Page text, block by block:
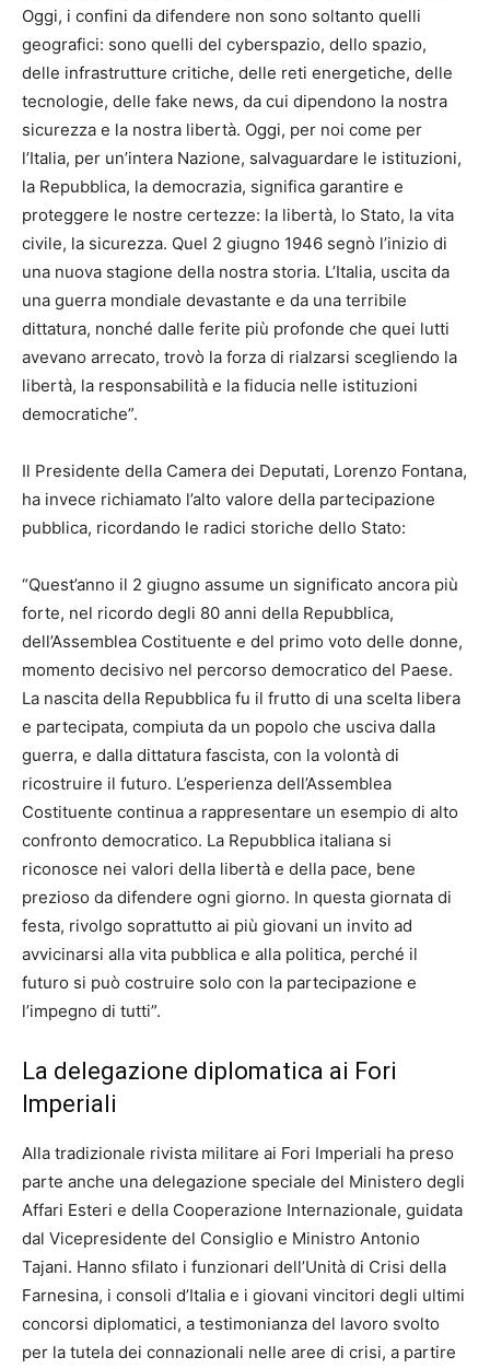
Oggi, i confini da difendere non sono soltanto quelli
geografici: sono quelli del cyberspazio, dello spazio,
delle infrastrutture critiche, delle reti energetiche, delle
tecnologie, delle fake news, da cui dipendono la nostra
sicurezza e la nostra libertà. Oggi, per noi come per
l’Italia, per un’intera Nazione, salvaguardare le istituzioni,
la Repubblica, la democrazia, significa garantire e
proteggere le nostre certezze: la libertà, lo Stato, la vita
civile, la sicurezza. Quel 2 giugno 1946 segnò l’inizio di
una nuova stagione della nostra storia. L’Italia, uscita da
una guerra mondiale devastante e da una terribile
dittatura, nonché dalle ferite più profonde che quei lutti
avevano arrecato, trovò la forza di rialzarsi scegliendo la
libertà, la responsabilità e la fiducia nelle istituzioni
democratiche”.
Il Presidente della Camera dei Deputati, Lorenzo Fontana,
ha invece richiamato l’alto valore della partecipazione
pubblica, ricordando le radici storiche dello Stato:
“Quest’anno il 2 giugno assume un significato ancora più
forte, nel ricordo degli 80 anni della Repubblica,
dell’Assemblea Costituente e del primo voto delle donne,
momento decisivo nel percorso democratico del Paese.
La nascita della Repubblica fu il frutto di una scelta libera
e partecipata, compiuta da un popolo che usciva dalla
guerra, e dalla dittatura fascista, con la volontà di
ricostruire il futuro. L’esperienza dell’Assemblea
Costituente continua a rappresentare un esempio di alto
confronto democratico. La Repubblica italiana si
riconosce nei valori della libertà e della pace, bene
prezioso da difendere ogni giorno. In questa giornata di
festa, rivolgo soprattutto ai più giovani un invito ad
avvicinarsi alla vita pubblica e alla politica, perché il
futuro si può costruire solo con la partecipazione e
l’impegno di tutti”.
La delegazione diplomatica ai Fori
Imperiali
Alla tradizionale rivista militare ai Fori Imperiali ha preso
parte anche una delegazione speciale del Ministero degli
Affari Esteri e della Cooperazione Internazionale, guidata
dal Vicepresidente del Consiglio e Ministro Antonio
Tajani. Hanno sfilato i funzionari dell’Unità di Crisi della
Farnesina, i consoli d’Italia e i giovani vincitori degli ultimi
concorsi diplomatici, a testimonianza del lavoro svolto
per la tutela dei connazionali nelle aree di crisi, a partire